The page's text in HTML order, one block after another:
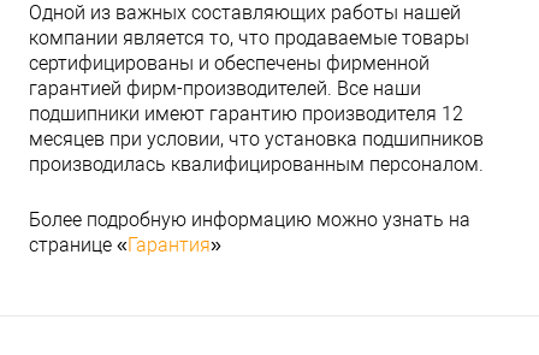
Одной из важных составляющих работы нашей
компании является то, что продаваемые товары
сертифицированы и обеспечены фирменной
гарантией фирм-производителей. Все наши
подшипники имеют гарантию производителя 12
месяцев при условии, что установка подшипников
производилась квалифицированным персоналом.
Более подробную информацию можно узнать на
странице «Гарантия»